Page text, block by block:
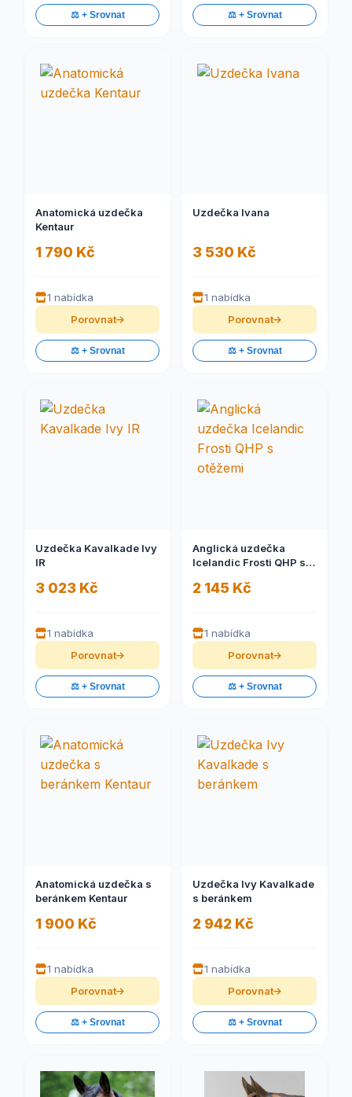
⚖️ + Srovnat ⚖️ + Srovnat
Anatomická uzdečka
Kentaur
1 790 Kč
1 nabídka
Porovnat
⚖️ + Srovnat
Uzdečka Ivana
3 530 Kč
1 nabídka
Porovnat
⚖️ + Srovnat
Uzdečka Kavalkade Ivy
IR
3 023 Kč
1 nabídka
Porovnat
⚖️ + Srovnat
Anglická uzdečka
Icelandic Frosti QHP s
2 145 Kč
1 nabídka
Porovnat
⚖️ + Srovnat
Anatomická uzdečka s
beránkem Kentaur
1 900 Kč
1 nabídka
Porovnat
⚖️ + Srovnat
Uzdečka Ivy Kavalkade
s beránkem
2 942 Kč
1 nabídka
Porovnat
⚖️ + Srovnat